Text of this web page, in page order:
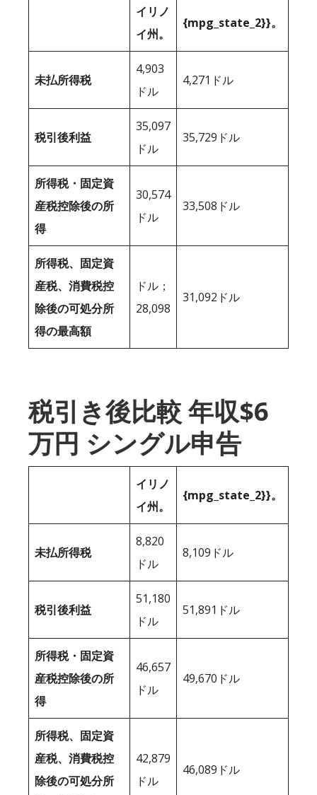
イリノ
イ州。
{mpg_state_2}}。
未払所得税
4,903
ドル
4,271ドル
税引後利益
35,097
ドル
35,729ドル
所得税・固定資
産税控除後の所
得
30,574
ドル
33,508ドル
所得税、固定資
産税、消費税控
除後の可処分所
得の最高額
ドル；
28,098
31,092ドル
税引き後比較 年収$6
万円 シングル申告
イリノ
イ州。
{mpg_state_2}}。
未払所得税
8,820
ドル
8,109ドル
税引後利益
51,180
ドル
51,891ドル
所得税・固定資
産税控除後の所
得
46,657
ドル
49,670ドル
所得税、固定資
産税、消費税控
除後の可処分所
42,879
ドル
46,089ドル